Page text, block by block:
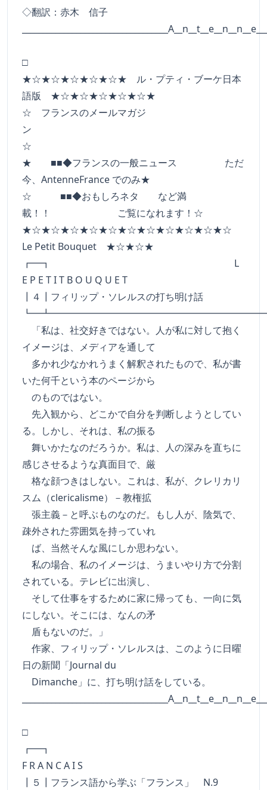
◇翻訳：赤木 信子
□
★☆★☆★☆★☆★☆★ ル・プティ・ブーケ日本
語版 ★☆★☆★☆★☆★☆★
☆ フランスのメールマガジ
ン
☆
★ ■■◆フランスの一般ニュース ただ
今、AntenneFrance でのみ★
☆ ■■◆おもしろネタ など満
載！！ ご覧になれます！☆
★☆★☆★☆★☆★☆★☆★☆★☆★☆★☆★☆
Le Petit Bouquet ★☆★☆★
┏━┓ L
E P E T I T B O U Q U E T
┃４┃フィリップ・ソレルスの打ち明け話
「私は、社交好きではない。人が私に対して抱く
イメージは、メディアを通して
多かれ少なかれうまく解釈されたもので、私が書
いた何千という本のページから
のものではない。
先入観から、どこかで自分を判断しようとしてい
る。しかし、それは、私の振る
舞いかたなのだろうか。私は、人の深みを直ちに
感じさせるような真面目で、厳
格な顔つきはしない。これは、私が、クレリカリ
スム（clericalisme）－教権拡
張主義－と呼ぶものなのだ。もし人が、陰気で、
疎外された雰囲気を持っていれ
ば、当然そんな風にしか思わない。
私の場合、私のイメージは、うまいやり方で分割
されている。テレビに出演し、
そして仕事をするために家に帰っても、一向に気
にしない。そこには、なんの矛
盾もないのだ。」
作家、フィリップ・ソレルスは、このように日曜
日の新聞「Journal du
Dimanche」に、打ち明け話をしている。
□
F R A N C A I S
┃５┃フランス語から学ぶ「フランス」 N.9